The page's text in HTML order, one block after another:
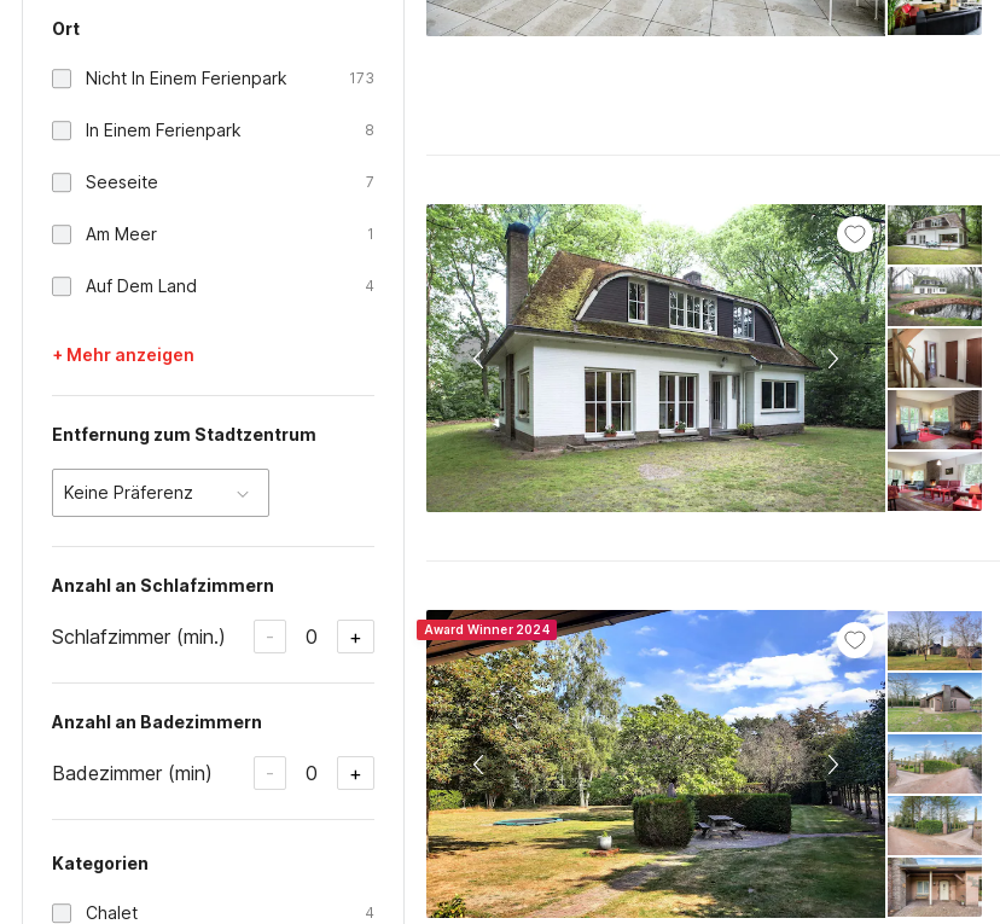
Ort
Nicht In Einem Ferienpark 173
In Einem Ferienpark 8
Seeseite 7
Am Meer 1
Auf Dem Land 4
+ Mehr anzeigen
Entfernung zum Stadtzentrum
Keine Präferenz
Anzahl an Schlafzimmern
Schlafzimmer (min.) - 0 +
Anzahl an Badezimmern
Badezimmer (min) - 0 +
Kategorien
Chalet 4
Award Winner 2024